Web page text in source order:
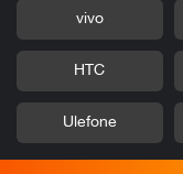
vivo
HTC
Ulefone